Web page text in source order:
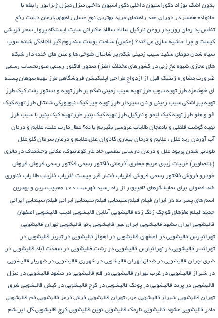
بدون اشک نوزاد دکوراسیون داخلی دکوراسیون داخلی منزل دیزل ژنراتور رابطه با
خانواده همسر در دوران عقد راهنمای خرید بهترین نوع عسل راههای درمان دیابت رفع
تنفس بد رمان روز پدر روغن نارگیل سالاد سالاد ماکارانی سایت ایستگاه پرواز سحر قریشی
کیست و چرا حاشیه سازی می کند؟ (عکس) سلامت پوست سندروم گیر افتادگی شانه سوپ
سیاه شدن موهای سفید سیب زمینی شکم پر شانتال شوخی ها و متن های خنده دار شبکه
های مجازی شیوه مخ زنی در کشورهای مختلف (طنز) صدور فاکتور رسمی صورتحساب رسمی
ضرورت مشاوره ژنتیک قبل از ازدواج طراحی اپلیکیشن فروشگاهی طرز تهیه سوهان پسته
ای خوشمزه طرز تهیه سوپ طرز تهیه سیب زمینی شکم پر طرز تهیه و دستور پخت کیک طرز
تهیه پیراشكی سيب زمينی و نان سیردار طرز تهیه چیز کیک نیویورکی شانتال طرز تهیه کیک
آلو و هلو طرز تهیه کیک لیمو و نارگیل طرز تهیه کیک پنیر طرز تهیه کیک پنیر با سیب طرز
تهیه گوشت قلقلی و بادمجان طلایاب عروسی بگیریم یا نه؟ عطار مارت علت، علایم و درمان
آب آوردن ریه علل ، علایم و درمان بیماری کاناوان علل،علایم و درمان سرطان گلو علل
طولانی شدن پریود علل و درمان نارسایی تنفسی حاد غار گومانتوگ، مکانی وحشتناک در مالزی
(+تصاویر) غزلیات زیبای مریم جعفری آذرمانی فاکتور رسمی فاکتور رسمی فروش فروش
خودرو فروش فاکتور رسمی فروش فلزیاب فشار قبر چیست فلزیاب فلزیاب طلا یاب فناوری
ضد فضولی برای نمایشگرهای کامپیوتر از راه رسید
فهرست ۱۰۰ محبوب ترین و بهترین
اسم های پسرانه در ایران فیلم فیلم سینمایی فیلم سینمایی ایرانی فیلم سینمایی ایرانی
جدید فیلم مغزهای کوچک زنگ زده قالیشویی آنلاین قالیشویی ادیب قالیشویی اصفهان
قالیشویی ایران مشهد قالیشویی ایران مهر قالیشویی بانو قالیشویی تهران قالیشویی
تهرانپارس قالیشویی در اصفهان قالیشویی در اهواز قالیشویی در تبریز قالیشویی در
تهرانسر قالیشویی در تهرانپارس قالیشویی در رشت قالیشویی در سعادت آباد قالیشویی در
شرق تهران قالیشویی در شمال تهران قالیشویی در شهرری قالیشویی در شهریار قالیشویی
در شیراز قالیشویی در غرب تهران قالیشویی در قم قالیشویی در مشهد قالیشویی در منزل
قالیشویی در پرند قالیشویی در پونک قالیشویی در کرج قالیشویی در کیش قالیشویی شرق
تهران قالیشویی شیراز قالیشویی غرب تهران قالیشویی فرش قرمز قالیشویی قم قالیشویی
مادر قالیشویی مشهد قالیشویی نارمک قالیشویی نوین قالیشویی کرج قالیشویی گل ابریشم